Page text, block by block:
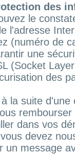
des
le
l'adresse
(numéro de
une
(Socket
des
la suite
dans vos
devez
un message